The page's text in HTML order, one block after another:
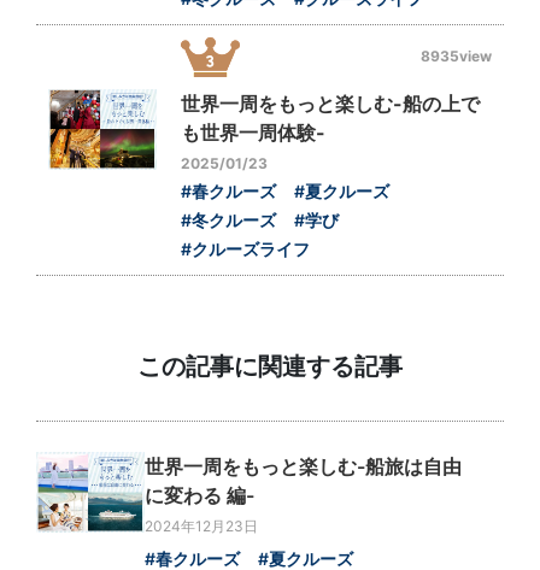
8935view
世界一周をもっと楽しむ-船の上で
も世界一周体験-
2025/01/23
#春クルーズ
#夏クルーズ
#冬クルーズ
#学び
#クルーズライフ
この記事に関連する記事
世界一周をもっと楽しむ-船旅は自由
に変わる 編-
2024年12月23日
#春クルーズ
#夏クルーズ